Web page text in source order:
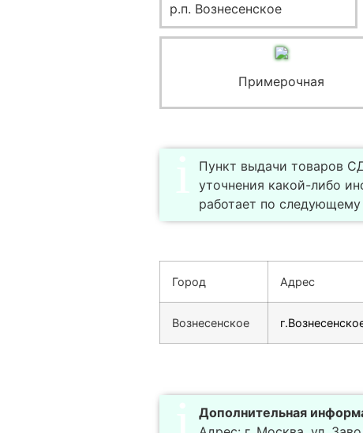
р.п. Вознесенское
Примерочная
Пункт выдачи товаров
уточнения какой-либо
работает по
Город Адрес
Вознесенское
Дополнительная